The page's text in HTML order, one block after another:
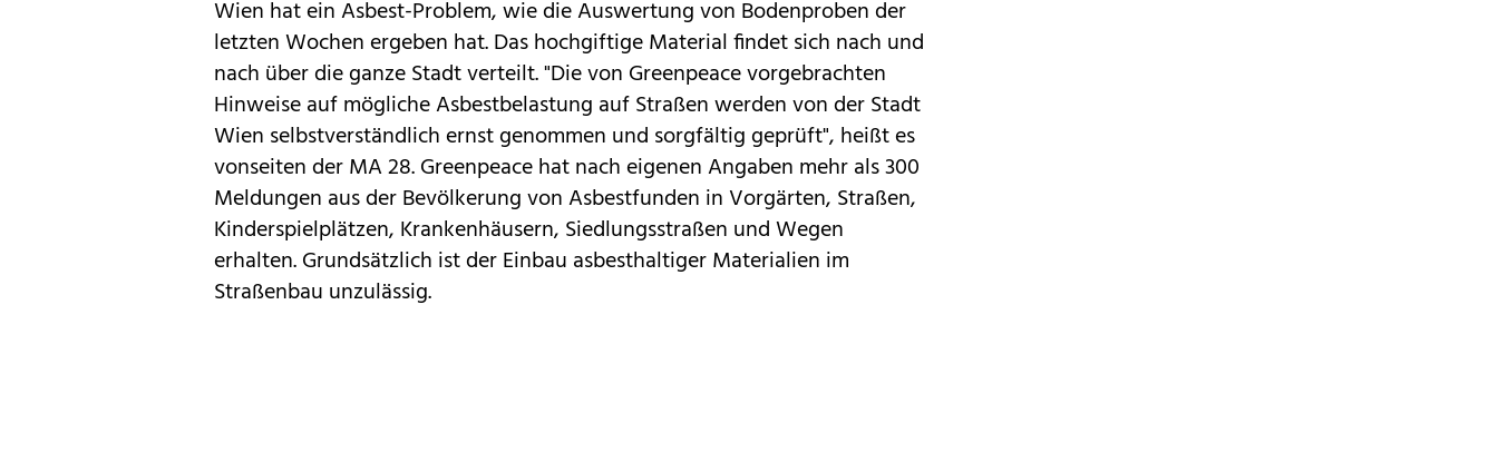
Wien hat ein Asbest-Problem, wie die Auswertung von Bodenproben der
letzten Wochen ergeben hat. Das hochgiftige Material findet sich nach und
nach über die ganze Stadt verteilt. "Die von Greenpeace vorgebrachten
Hinweise auf mögliche Asbestbelastung auf Straßen werden von der Stadt
Wien selbstverständlich ernst genommen und sorgfältig geprüft", heißt es
vonseiten der MA 28. Greenpeace hat nach eigenen Angaben mehr als 300
Meldungen aus der Bevölkerung von Asbestfunden in Vorgärten, Straßen,
Kinderspielplätzen, Krankenhäusern, Siedlungsstraßen und Wegen
erhalten. Grundsätzlich ist der Einbau asbesthaltiger Materialien im
Straßenbau unzulässig.